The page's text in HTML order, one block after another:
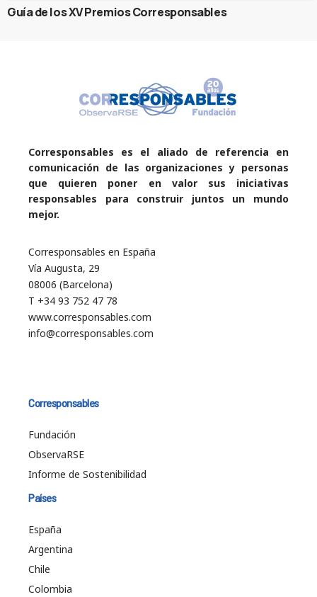
Guía de los XV Premios Corresponsables
Corresponsables es el aliado de referencia en
comunicación de las organizaciones y personas
que quieren poner en valor sus iniciativas
responsables para construir juntos un mundo
mejor.
Corresponsables en España
Vía Augusta, 29
08006 (Barcelona)
T +34 93 752 47 78
www.corresponsables.com
info@corresponsables.com
Corresponsables
Fundación
ObservaRSE
Informe de Sostenibilidad
Países
España
Argentina
Chile
Colombia